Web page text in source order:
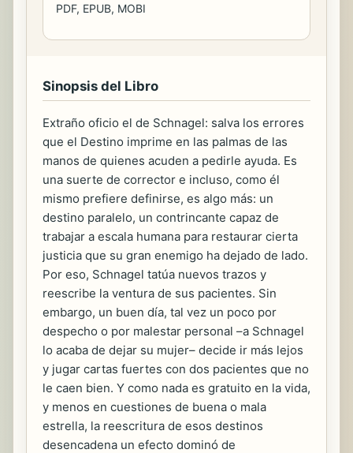
PDF, EPUB, MOBI
Sinopsis del Libro
Extraño oficio el de Schnagel: salva los errores
que el Destino imprime en las palmas de las
manos de quienes acuden a pedirle ayuda. Es
una suerte de corrector e incluso, como él
mismo prefiere definirse, es algo más: un
destino paralelo, un contrincante capaz de
trabajar a escala humana para restaurar cierta
justicia que su gran enemigo ha dejado de lado.
Por eso, Schnagel tatúa nuevos trazos y
reescribe la ventura de sus pacientes. Sin
embargo, un buen día, tal vez un poco por
despecho o por malestar personal –a Schnagel
lo acaba de dejar su mujer– decide ir más lejos
y jugar cartas fuertes con dos pacientes que no
le caen bien. Y como nada es gratuito en la vida,
y menos en cuestiones de buena o mala
estrella, la reescritura de esos destinos
desencadena un efecto dominó de